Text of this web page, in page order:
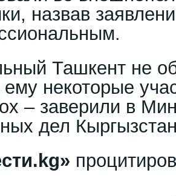
назвав
Ташкент не
ему некоторые
– заверили в
дел